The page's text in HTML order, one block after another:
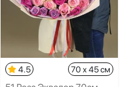
4.5 70 x 45 см